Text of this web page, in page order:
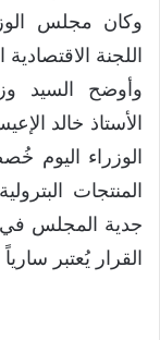
وكان مجلس
اللجنة
وأوضح السيد
الأستاذ خالد
الوزراء اليوم
المنتجات
جدية المجلس في
القرار يُعتبر